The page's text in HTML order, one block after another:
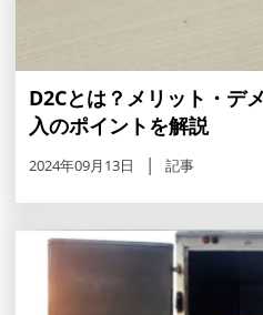
D2Cとは？メリット・デ
入のポイントを解説
2024年09月13日 記事